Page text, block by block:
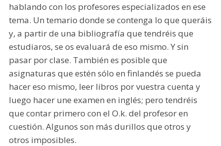
hablando con los profesores especializados en ese
tema. Un temario donde se contenga lo que queráis
y, a partir de una bibliografía que tendréis que
estudiaros, se os evaluará de eso mismo. Y sin
pasar por clase. También es posible que
asignaturas que estén sólo en finlandés se pueda
hacer eso mismo, leer libros por vuestra cuenta y
luego hacer une examen en inglés; pero tendréis
que contar primero con el O.k. del profesor en
cuestión. Algunos son más durillos que otros y
otros imposibles.